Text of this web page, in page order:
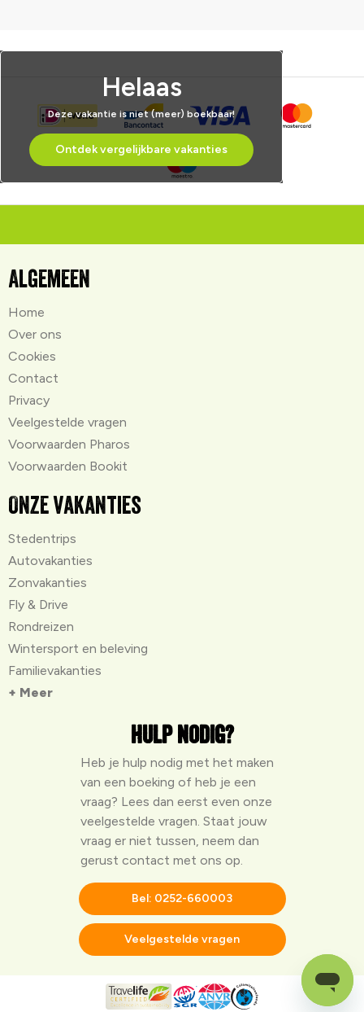
Helaas
Deze vakantie is niet (meer) boekbaar!
Ontdek vergelijkbare vakanties
Algemeen
Home
Over ons
Cookies
Contact
Privacy
Veelgestelde vragen
Voorwaarden Pharos
Voorwaarden Bookit
Onze vakanties
Stedentrips
Autovakanties
Zonvakanties
Fly & Drive
Rondreizen
Wintersport en beleving
Familievakanties
+ Meer
Hulp nodig?
Heb je hulp nodig met het maken
van een boeking of heb je een
vraag? Lees dan eerst even onze
veelgestelde vragen . Staat jouw
vraag er niet tussen, neem dan
gerust contact met ons op.
Bel: 0252-660003
Veelgestelde vragen